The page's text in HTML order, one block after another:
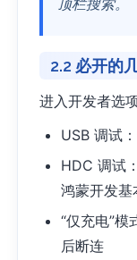
2.2 必开的
进入开发者选
USB 调试
HDC 调试
鸿蒙开发基
“仅充电”
后断连